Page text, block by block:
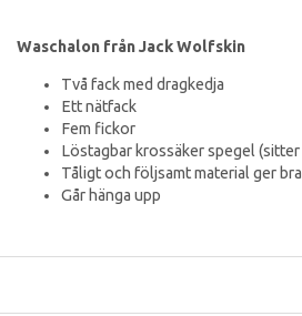
Waschalon från Jack Wolfskin
Två fack med dragkedja
Ett nätfack
Fem fickor
Löstagbar krossäker spegel
Tåligt och följsamt material ger
Går hänga upp